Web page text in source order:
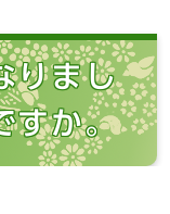
りまし
すか。